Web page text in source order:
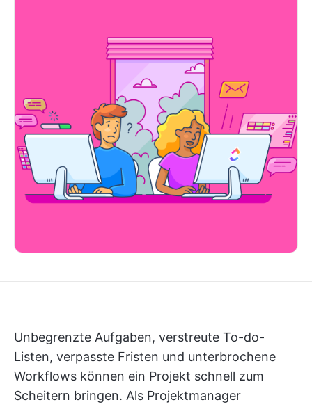
Unbegrenzte Aufgaben, verstreute To-do-
Listen, verpasste Fristen und unterbrochene
Workflows können ein Projekt schnell zum
Scheitern bringen. Als Projektmanager